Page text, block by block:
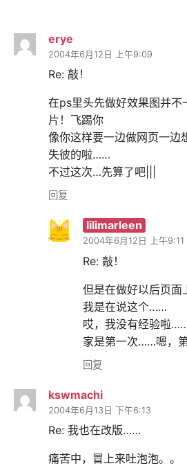
erye
2004年6月12日 上午9:09
Re: 敲！
在ps里头先做好效果图并不
片！飞踢你
像你这样要一边做网页一边
失彼的啦……
不过这次…先算了吧|||
回复
lilimarleen
2004年6月12日 上午9:11
Re: 敲！
但是在做好以后页面
我是在说这个……
哎，我没有经验啦
家是第一次……嗯，
回复
kswmachi
2004年6月13日 下午6:13
Re: 我也在改版……
痛苦中，冒上来吐泡泡。。